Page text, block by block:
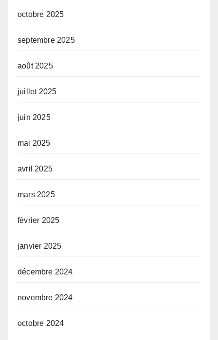
octobre 2025
septembre 2025
août 2025
juillet 2025
juin 2025
mai 2025
avril 2025
mars 2025
février 2025
janvier 2025
décembre 2024
novembre 2024
octobre 2024